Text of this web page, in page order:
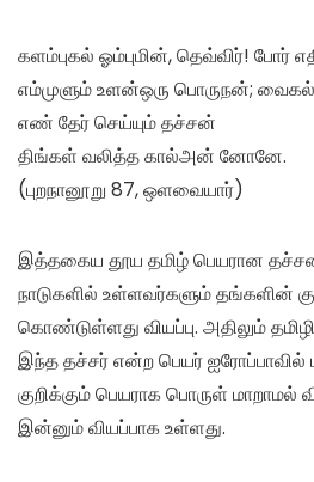
களம்புகல் ஓம்புமின், தெவ்விர்! போர்
எம்முளும் உளன்ஒரு பொருநன்; வைகல்
எண் தேர் செய்யும் தச்சன்
திங்கள் வலித்த கால்அன் னோனே.
(புறநானூறு 87, ஒளவையார்)
இத்தகைய தூய தமிழ் பெயரான
நாடுகளில் உள்ளவர்களும் தங்களின்
கொண்டுள்ளது வியப்பு. அதிலும்
இந்த தச்சர் என்ற பெயர்
குறிக்கும் பெயராக பொருள் மாறாமல்
இன்னும் வியப்பாக உள்ளது.